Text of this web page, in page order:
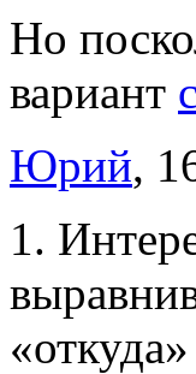
Но
вариант
Юрий,
1.